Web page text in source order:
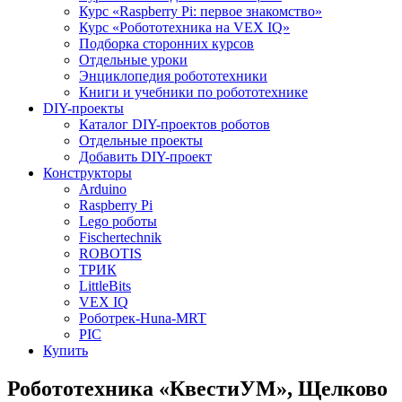
Курс «Raspberry Pi: первое знакомство»
Курс «Робототехника на VEX IQ»
Подборка сторонних курсов
Отдельные уроки
Энциклопедия робототехники
Книги и учебники по робототехнике
DIY-проекты
Каталог DIY-проектов роботов
Отдельные проекты
Добавить DIY-проект
Конструкторы
Arduino
Raspberry Pi
Lego роботы
Fischertechnik
ROBOTIS
ТРИК
LittleBits
VEX IQ
Роботрек-Huna-MRT
PIC
Купить
Робототехника «КвестиУМ», Щелково